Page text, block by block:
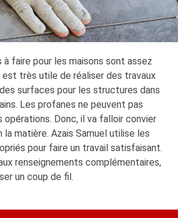
à faire pour les maisons sont assez
est très utile de réaliser des travaux
surfaces pour les structures dans
Les profanes ne peuvent pas
opérations. Donc, il va falloir convier
matière. Azais Samuel utilise les
pour faire un travail satisfaisant.
renseignements complémentaires,
un coup de fil.